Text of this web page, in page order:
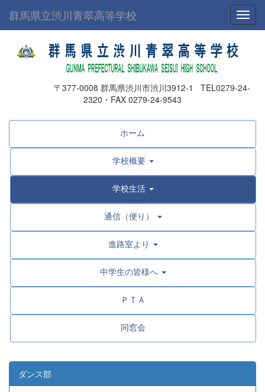
群馬県立渋川青翠高等学校
〒377-0008 群馬県渋川市渋川3912-1 TEL0279-24-
2320・FAX 0279-24-9543
ホーム
学校概要
学校生活
通信（便り）
進路室より
中学生の皆様へ
ＰＴＡ
同窓会
ダンス部